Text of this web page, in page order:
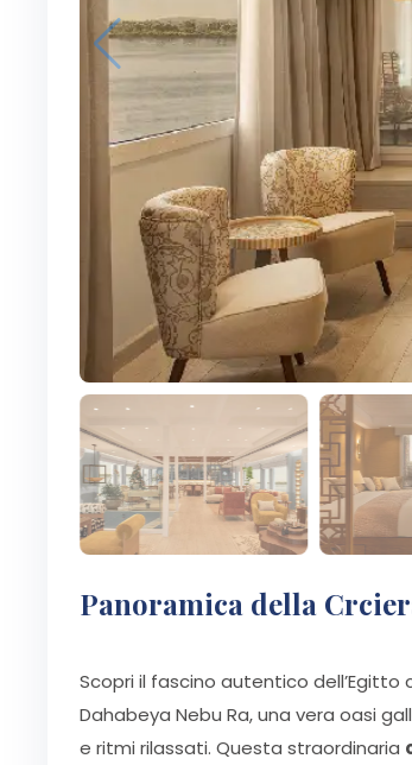
Panoramica della
Scopri il fascino autentico dell’Egitto
Dahabeya Nebu Ra, una vera oasi
e ritmi rilassati. Questa straordinaria